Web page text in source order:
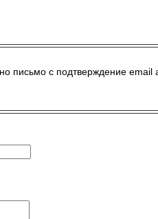
письмо с подтверждение email